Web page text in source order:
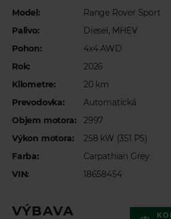
Priezvisko
E-mail
Preferovaný čas telefonického
Model:
Range Rover Sport
Palivo:
Diesel, MHEV
Pohon:
4x4 AWD
Rok:
2026
Kilometre:
20 km
Prevodovka:
Automatická
Objem motora:
2997
Výkon motora:
258 kW (351 PS)
Farba:
Carpathian Grey
VIN:
18658454
VÝBAVA